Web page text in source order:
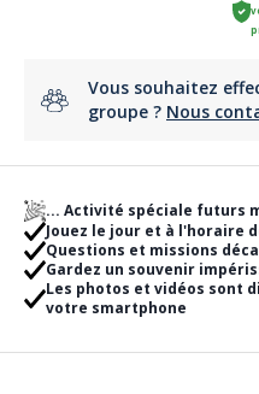
Vous souhaitez
groupe ? Nous
... Activité spéciale futurs
Jouez le jour et à l'horaire
Questions et missions
Gardez un souvenir
Les photos et vidéos sont
votre smartphone